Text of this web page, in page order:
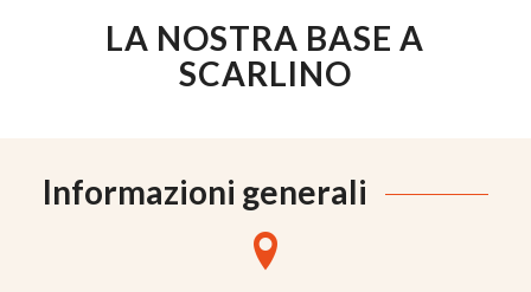
LA NOSTRA BASE A
SCARLINO
Informazioni generali